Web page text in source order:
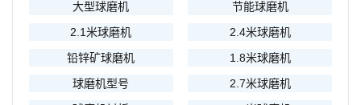
大型球磨机
节能球磨机
2.1米球磨机
2.4米球磨机
铅锌矿球磨机
1.8米球磨机
球磨机型号
2.7米球磨机